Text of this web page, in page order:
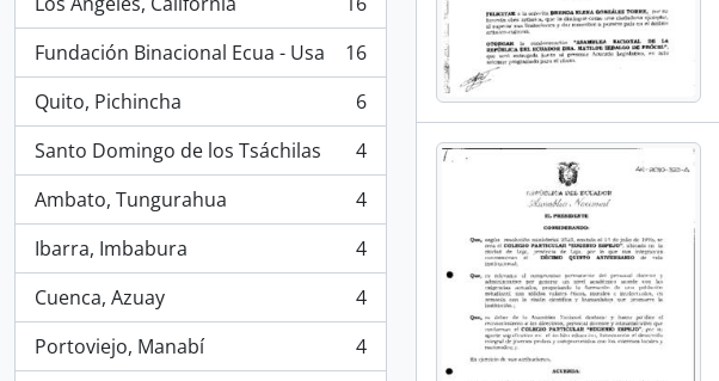
, 16 resultados
Fundación Binacional Ecua - Usa
, 16 resultados
16
Quito, Pichincha
, 6 resultados
6
Santo Domingo de los Tsáchilas
, 4 resultados
4
Ambato, Tungurahua
, 4 resultados
4
Ibarra, Imbabura
, 4 resultados
4
Cuenca, Azuay
, 4 resultados
4
Portoviejo, Manabí
, 4 resultados
4